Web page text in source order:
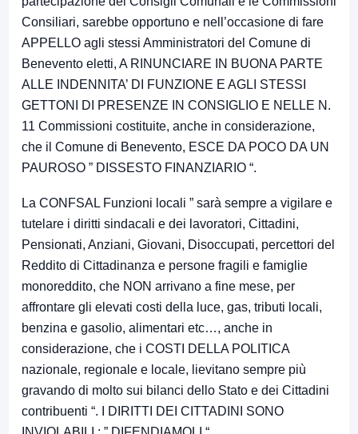
Consiliari, sarebbe opportuno e nell’occasione di fare
APPELLO agli stessi Amministratori del Comune di
Benevento eletti, A RINUNCIARE IN BUONA PARTE
ALLE INDENNITA’ DI FUNZIONE E AGLI STESSI
GETTONI DI PRESENZE IN CONSIGLIO E NELLE N.
11 Commissioni costituite, anche in considerazione,
che il Comune di Benevento, ESCE DA POCO DA UN
PAUROSO ” DISSESTO FINANZIARIO “.
La CONFSAL Funzioni locali ” sarà sempre a vigilare e
tutelare i diritti sindacali e dei lavoratori, Cittadini,
Pensionati, Anziani, Giovani, Disoccupati, percettori del
Reddito di Cittadinanza e persone fragili e famiglie
monoreddito, che NON arrivano a fine mese, per
affrontare gli elevati costi della luce, gas, tributi locali,
benzina e gasolio, alimentari etc…, anche in
considerazione, che i COSTI DELLA POLITICA
nazionale, regionale e locale, lievitano sempre più
gravando di molto sui bilanci dello Stato e dei Cittadini
contribuenti “. I DIRITTI DEI CITTADINI SONO